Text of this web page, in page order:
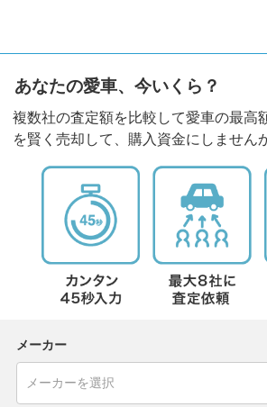
あなたの愛車、今いくら？
複数社の査定額を比較して愛車の最高
を賢く売却して、購入資金にしません
メーカー